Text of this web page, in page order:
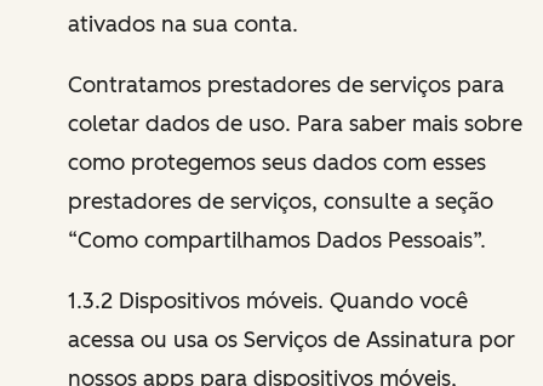
ativados na sua conta.
Contratamos prestadores de serviços para
coletar dados de uso. Para saber mais sobre
como protegemos seus dados com esses
prestadores de serviços, consulte a seção
“Como compartilhamos Dados Pessoais”.
1.3.2 Dispositivos móveis. Quando você
acessa ou usa os Serviços de Assinatura por
nossos apps para dispositivos móveis,